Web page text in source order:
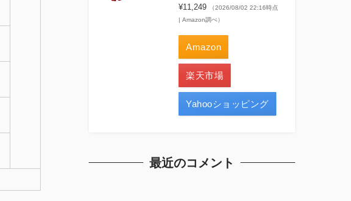
¥11,249
（2026/08/02 22:16時点
| Amazon調べ）
Amazon
楽天市場
Yahooショッピング
最近のコメント